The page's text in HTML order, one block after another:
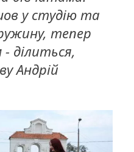
у студію та
тепер
ділиться,
Андрій